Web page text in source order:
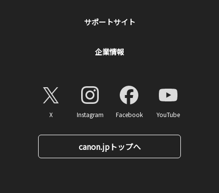
サポートサイト
企業情報
X Instagram Facebook YouTube
canon.jpトップへ